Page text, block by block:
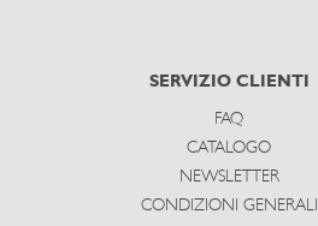
SERVIZIO CLIENTI
FAQ
CATALOGO
NEWSLETTER
CONDIZIONI GENERALI